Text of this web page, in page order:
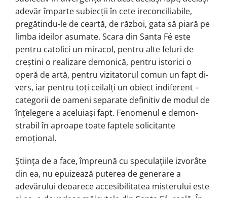
adevăr împarte su­bi­ecții în cete ireconciliabile,
pregătin­du-le de ceartă, de război, gata să piară pe
lim­ba ideilor asumate. Scara din Santa Fé este
pentru catolici un miracol, pentru alte feluri de
creștini o realizare de­mo­ni­că, pentru istorici o
operă de ar­tă, pen­tru vizitatorul comun un fapt di­
vers, iar pentru toți ceilalți un obiect in­dife­rent –
categorii de oameni se­pa­rate defi­ni­tiv de modul de
înțelegere a ace­lu­iași fapt. Fenomenul e demon­
stra­bil în aproa­­pe toate faptele solici­tante
emoțional.
Știința de a face, împreună cu spe­cu­lațiile izvorâte
din ea, nu epuizează pute­rea de generare a
adevărului deoarece ac­ce­sibilitatea misterului este